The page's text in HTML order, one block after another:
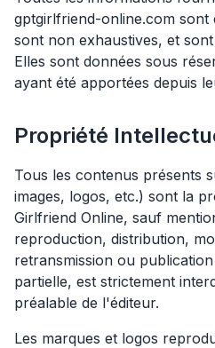
gptgirlfriend-online.com sont
sont non exhaustives, et
Elles sont données sous
ayant été apportées depuis
Propriété
Tous les contenus présents
images, logos, etc.) sont la
Girlfriend Online, sauf
reproduction, distribution,
retransmission ou
partielle, est strictement
préalable de l'éditeur.
Les marques et logos